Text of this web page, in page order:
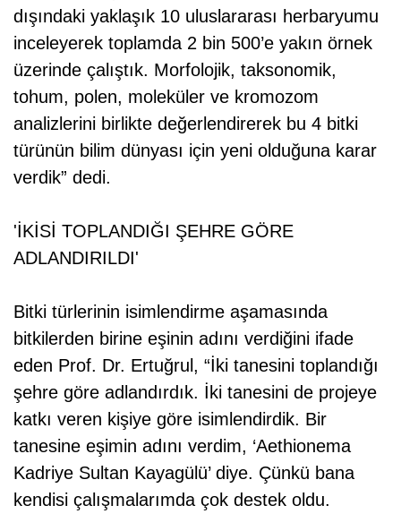
dışındaki yaklaşık 10 uluslararası herbaryumu
inceleyerek toplamda 2 bin 500’e yakın örnek
üzerinde çalıştık. Morfolojik, taksonomik,
tohum, polen, moleküler ve kromozom
analizlerini birlikte değerlendirerek bu 4 bitki
türünün bilim dünyası için yeni olduğuna karar
verdik” dedi.
'İKİSİ TOPLANDIĞI ŞEHRE GÖRE
ADLANDIRILDI'
Bitki türlerinin isimlendirme aşamasında
bitkilerden birine eşinin adını verdiğini ifade
eden Prof. Dr. Ertuğrul, “İki tanesini toplandığı
şehre göre adlandırdık. İki tanesini de projeye
katkı veren kişiye göre isimlendirdik. Bir
tanesine eşimin adını verdim, ‘Aethionema
Kadriye Sultan Kayagülü’ diye. Çünkü bana
kendisi çalışmalarımda çok destek oldu.